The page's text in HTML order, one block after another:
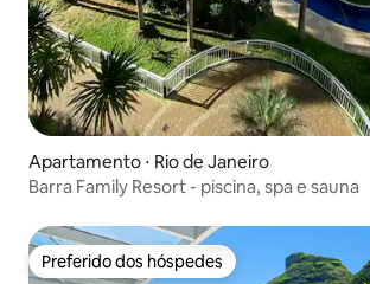
Apartamento ⋅ Rio de Janeiro
Barra Family Resort - piscina, spa e sauna
Preferido dos hóspedes
Preferido dos hóspedes